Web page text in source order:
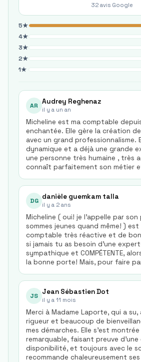
32avis Google
5★
4★
3★
2★
1★
AR Audrey Reghenaz
il y a un an
Micheline est ma comptable
enchantée. Elle gère la création de mon entreprise
avec un grand professionnalisme.
dynamique et a déjà une grande
une personne très humaine , très
connaît parfaitement son métier
joignable et se rend disponible
besoin, elle prend le temps
C'est un immense plaisir de
. Elle est parfaite ! Merci à vous
DG danièle guemkam talla
il y a 2 ans
Micheline ( oui! je l'appelle par son
sommes jeunes quand même! ) est une expert-
comptable très réactive et de bons
si jamais tu as besoin d'une
sympathique et COMPÉTENTE,
la bonne porte! Mais, pour faire partie des élus (
groupes des professions qu'elle
chirurgienne dentiste en Essonne
JS Jean Sébastien Dot
il y a 11 mois
Merci à Madame Laporte, qui a su,
rigueur et beaucoup de
mes démarches. Elle s'est
remarquable, faisant preuve d'une
disponibilité, et toujours avec le
recommande chaleureusement